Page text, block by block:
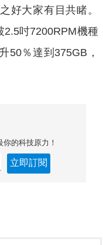
好大家有目共睹。
2.5吋7200RPM機種
50％達到375GB，
的科技原力！
立即訂閱